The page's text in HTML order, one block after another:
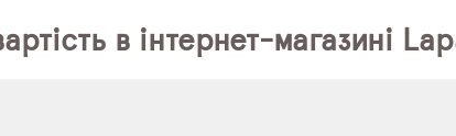
в інтернет-магазині